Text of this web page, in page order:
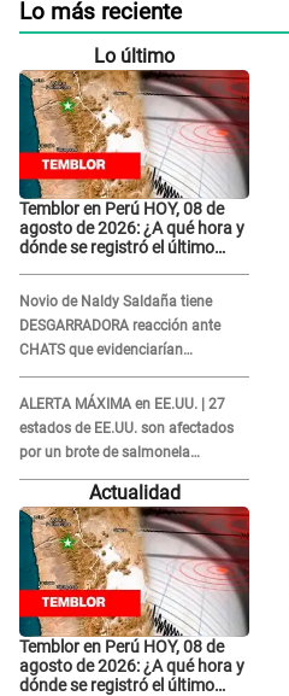
Lo más reciente
Lo último
Temblor en Perú HOY, 08 de
agosto de 2026: ¿A qué hora y
dónde se registró el último
Novio de Naldy Saldaña tiene
DESGARRADORA reacción ante
CHATS que evidenciarían
INFIDELIDAD con animador de 'La
Bella Luz': "Se puso..."
ALERTA MÁXIMA en EE.UU. | 27
estados de EE.UU. son afectados
por un brote de salmonela
relacionado a un producto MUY
Actualidad
Temblor en Perú HOY, 08 de
agosto de 2026: ¿A qué hora y
dónde se registró el último